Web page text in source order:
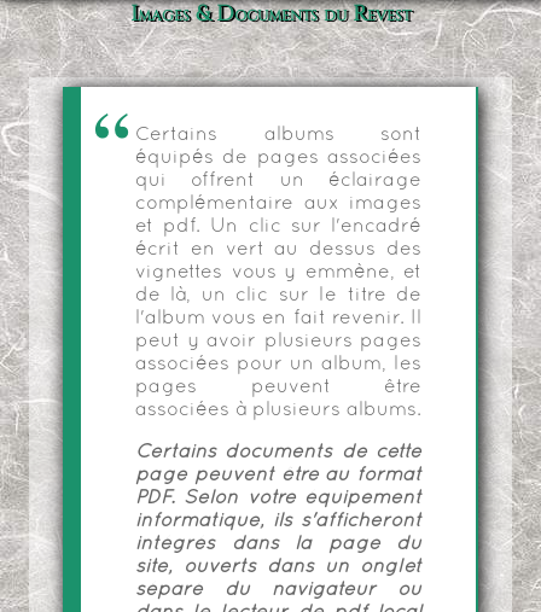
Images & Documents du Revest
Certains albums sont
équipés de pages associées
qui offrent un éclairage
complémentaire aux images
et pdf. Un clic sur l'encadré
écrit en vert au dessus des
vignettes vous y emmène, et
de là, un clic sur le titre de
l'album vous en fait revenir. Il
peut y avoir plusieurs pages
associées pour un album, les
pages peuvent être
associées à plusieurs albums.
Certains documents de cette
page peuvent être au format
PDF. Selon votre équipement
informatique, ils s'afficheront
intégrés dans la page du
site, ouverts dans un onglet
séparé du navigateur ou